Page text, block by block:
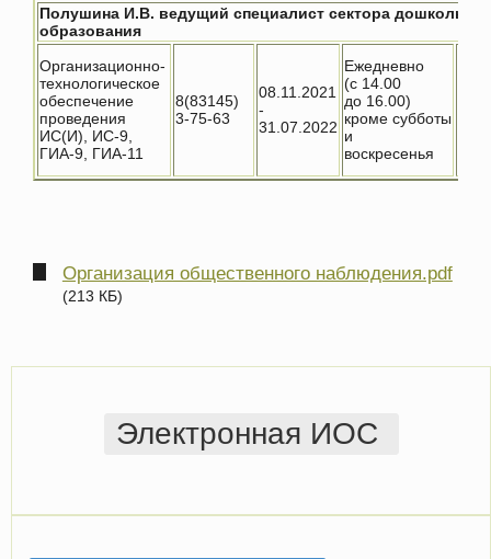
Полушина И.В. ведущий специалист сектора
образования
Организационно-
технологическое
обеспечение
проведения
ИС(И), ИС-9,
ГИА-9, ГИА-11
8(83145)
3-75-63
08.11.2021
-
31.07.2022
Ежедневно
(с 14.00
до 16.00)
кроме субботы
и
воскресенья
Организация общественного наблюдения.pdf
(213 КБ)
Электронная ИОС